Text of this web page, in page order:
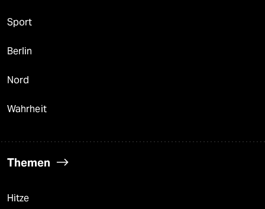
Sport
Berlin
Nord
Wahrheit
Themen
Hitze